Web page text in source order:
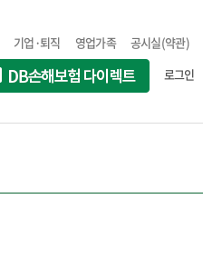
기업·퇴직 영업가족 공시실(약관)
로그인